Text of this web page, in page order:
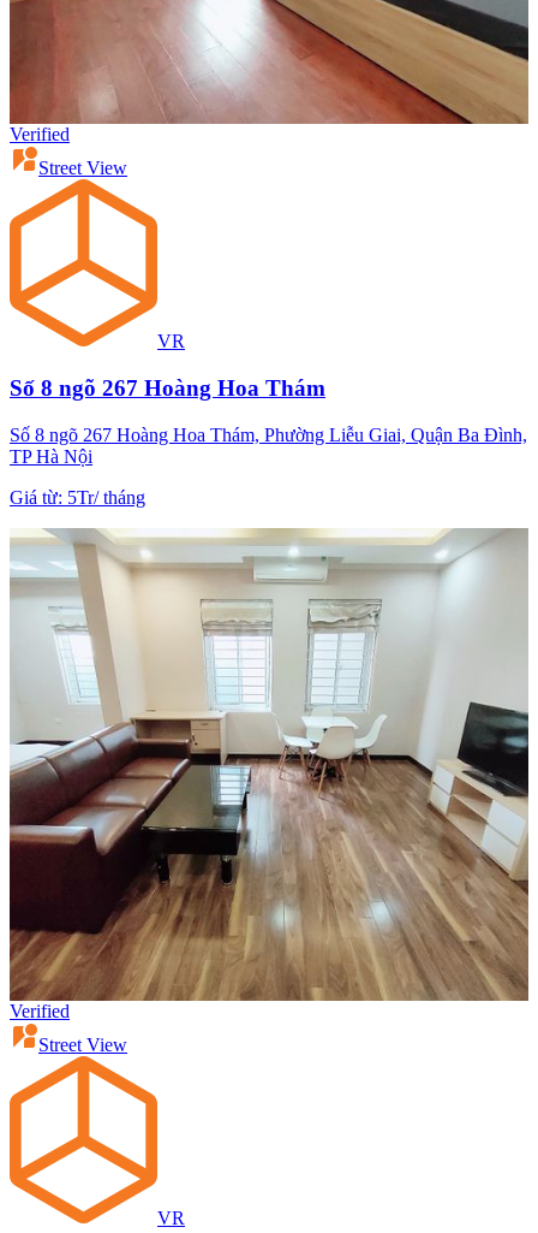
Verified
Street View
VR
Số 8 ngõ 267 Hoàng Hoa Thám
Số 8 ngõ 267 Hoàng Hoa Thám, Phường Liễu Giai, Quận Ba Đình,
TP Hà Nội
Giá từ: 5Tr/tháng
Verified
Street View
VR